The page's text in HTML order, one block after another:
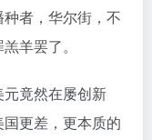
者，华尔街，不
羊罢了。
竟然在屡创新
更差，更本质的